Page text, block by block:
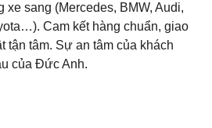
xe sang (Mercedes, BMW, Audi,
Cam kết hàng chuẩn, giao
tận tâm. Sự an tâm của khách
của Đức Anh.